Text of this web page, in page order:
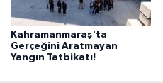
Kahramanmaraş'ta
Gerçeğini Aratmayan
Yangın Tatbikatı!